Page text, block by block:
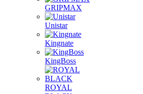
GRIPMAX
Unistar
Kingnate
KingBoss
ROYAL